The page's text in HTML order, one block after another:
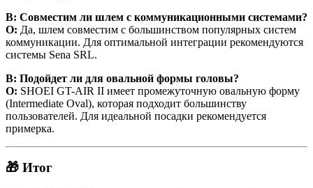
В: Совместим ли шлем с коммуникационными системами?
О: Да, шлем совместим с большинством популярных систем
коммуникации. Для оптимальной интеграции рекомендуются
системы Sena SRL.
В: Подойдет ли для овальной формы головы?
О: SHOEI GT-AIR II имеет промежуточную овальную форму
(Intermediate Oval), которая подходит большинству
пользователей. Для идеальной посадки рекомендуется
примерка.
🎁 Итог